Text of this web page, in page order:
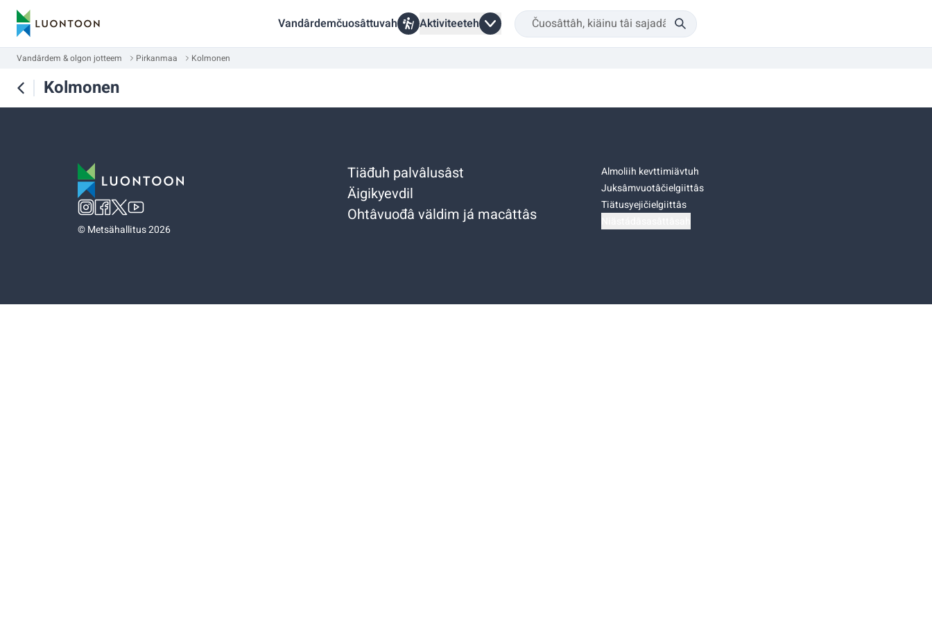
Vandârdemčuosâttuvah Aktiviteeteh
Vandârdem & olgon jotteem Pirkanmaa Kolmonen
Kolmonen
©Metsähallitus 2026
Tiäđuh palvâlusâst
Äigikyevdil
Ohtâvuođâ väldim já macâttâs
Almoliih kevttimiävtuh
Juksâmvuotâčielgiittâs
Tiätusyejičielgiittâs